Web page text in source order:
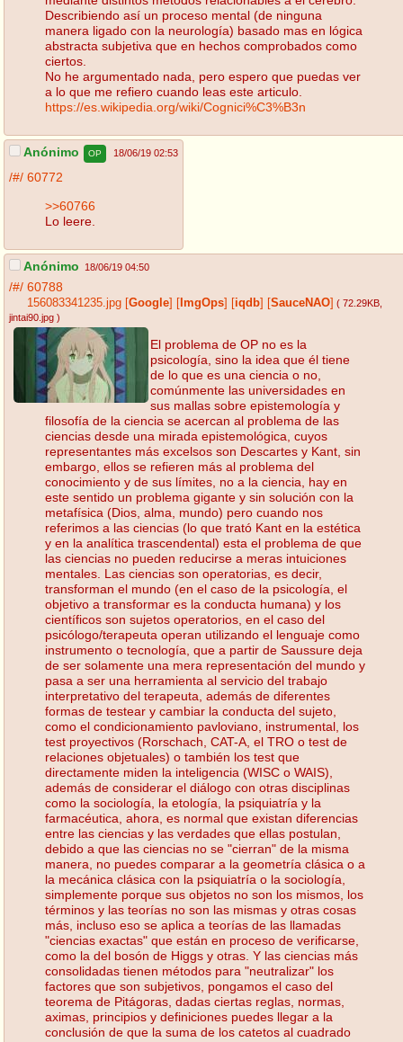
Describiendo así un proceso mental (de ninguna
manera ligado con la neurología) basado mas en lógica
abstracta subjetiva que en hechos comprobados como
ciertos.
No he argumentado nada, pero espero que puedas ver
a lo que me refiero cuando leas este articulo.
https://es.wikipedia.org/wiki/Cognici%C3%B3n
Anónimo OP 18/06/19 02:53
/#/ 60772
>>60766
Lo leere.
Anónimo 18/06/19 04:50
/#/ 60788
156083341235.jpg Google ImgOps iqdb SauceNAO ( 72.29KB
jintai90.jpg )
El problema de OP no es la
psicología, sino la idea que él tiene
de lo que es una ciencia o no,
comúnmente las universidades en
sus mallas sobre epistemología y
filosofía de la ciencia se acercan al problema de las
ciencias desde una mirada epistemológica, cuyos
representantes más excelsos son Descartes y Kant, sin
embargo, ellos se refieren más al problema del
conocimiento y de sus límites, no a la ciencia, hay en
este sentido un problema gigante y sin solución con la
metafísica (Dios, alma, mundo) pero cuando nos
referimos a las ciencias (lo que trató Kant en la estética
y en la analítica trascendental) esta el problema de que
las ciencias no pueden reducirse a meras intuiciones
mentales. Las ciencias son operatorias, es decir,
transforman el mundo (en el caso de la psicología, el
objetivo a transformar es la conducta humana) y los
científicos son sujetos operatorios, en el caso del
psicólogo/terapeuta operan utilizando el lenguaje como
instrumento o tecnología, que a partir de Saussure deja
de ser solamente una mera representación del mundo y
pasa a ser una herramienta al servicio del trabajo
interpretativo del terapeuta, además de diferentes
formas de testear y cambiar la conducta del sujeto,
como el condicionamiento pavloviano, instrumental, los
test proyectivos (Rorschach, CAT-A, el TRO o test de
relaciones objetuales) o también los test que
directamente miden la inteligencia (WISC o WAIS),
además de considerar el diálogo con otras disciplinas
como la sociología, la etología, la psiquiatría y la
farmacéutica, ahora, es normal que existan diferencias
entre las ciencias y las verdades que ellas postulan,
debido a que las ciencias no se "cierran" de la misma
manera, no puedes comparar a la geometría clásica o a
la mecánica clásica con la psiquiatría o la sociología,
simplemente porque sus objetos no son los mismos, los
términos y las teorías no son las mismas y otras cosas
más, incluso eso se aplica a teorías de las llamadas
"ciencias exactas" que están en proceso de verificarse,
como la del bosón de Higgs y otras. Y las ciencias más
consolidadas tienen métodos para "neutralizar" los
factores que son subjetivos, pongamos el caso del
teorema de Pitágoras, dadas ciertas reglas, normas,
aximas, principios y definiciones puedes llegar a la
conclusión de que la suma de los catetos al cuadrado